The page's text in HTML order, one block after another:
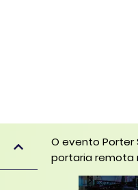
O evento Porter
portaria remota